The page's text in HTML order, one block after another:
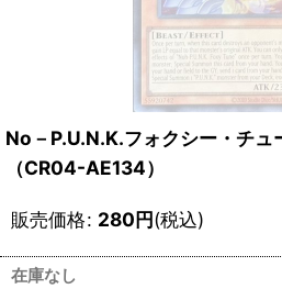
No－P.U.N.K.フォクシー・チ
（CR04-AE134）
販売価格: 280円(税込)
在庫なし